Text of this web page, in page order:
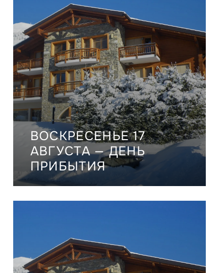
ВОСКРЕСЕНЬЕ 17
АВГУСТА — ДЕНЬ
ПРИБЫТИЯ